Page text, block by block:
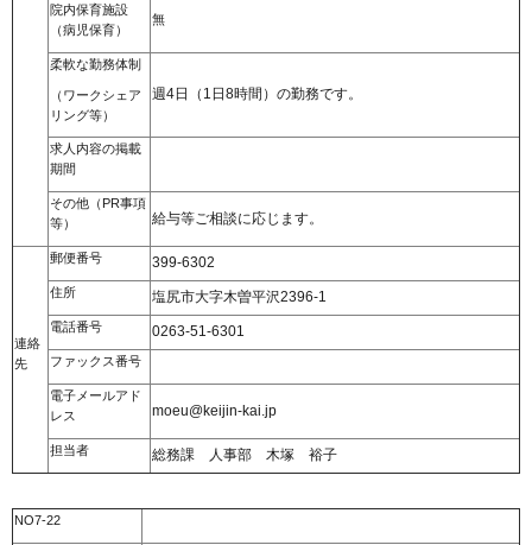
院内保育施設
（病児保育）
無
柔軟な勤務体制
（ワークシェア
リング等）
週4日（1日8時間）の勤務です。
求人内容の掲載
期間
その他（PR事項
等）
給与等ご相談に応じます。
連絡
先
郵便番号 399-6302
住所 塩尻市大字木曽平沢2396-1
電話番号 0263-51-6301
ファックス番号
電子メールアド
レス
moeu@keijin-kai.jp
担当者 総務課 人事部 木塚 裕子
NO7-22